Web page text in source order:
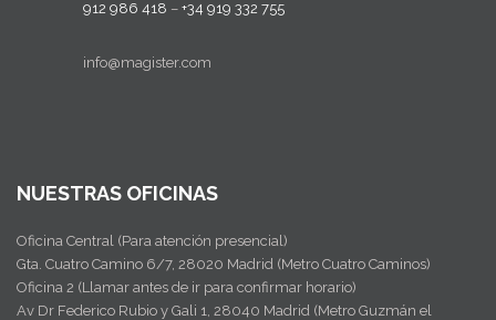
912 986 418 – +34 919 332 755
info@magister.com
NUESTRAS OFICINAS
Oficina Central (Para atención presencial)
Gta. Cuatro Camino 6/7, 28020 Madrid (Metro Cuatro Caminos)
Oficina 2 (Llamar antes de ir para confirmar horario)
Av Dr Federico Rubio y Gali 1, 28040 Madrid (Metro Guzmán el